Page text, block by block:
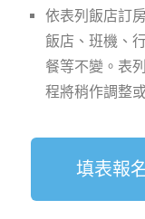
依表列飯店訂
飯店、班機、
餐等不變。表
程將稍作調整
填表報